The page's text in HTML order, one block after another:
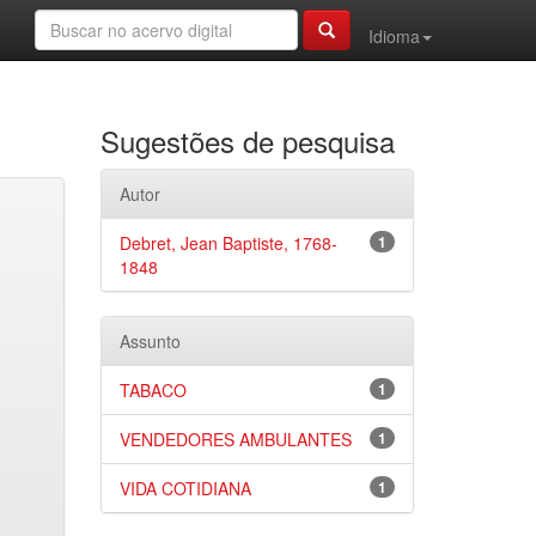
Idioma
Sugestões de pesquisa
Autor
1
Debret, Jean Baptiste, 1768-
1848
Assunto
1
TABACO
1
VENDEDORES AMBULANTES
1
VIDA COTIDIANA